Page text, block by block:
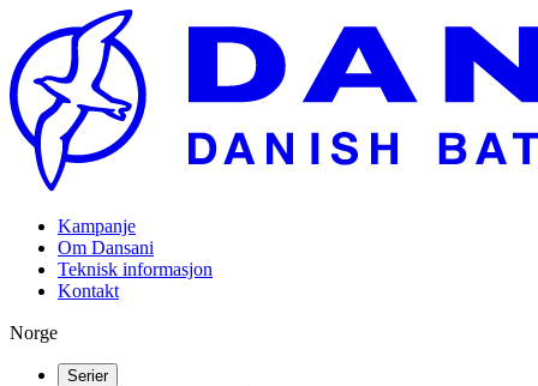
Kampanje
Om Dansani
Teknisk informasjon
Kontakt
Norge
Serier